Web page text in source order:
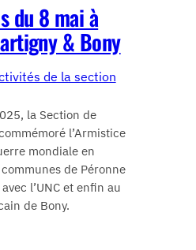
du 8 mai à
& Bony
de la section
la Section de
l’Armistice
mondiale en
de Péronne
l’UNC et enfin au
de Bony.